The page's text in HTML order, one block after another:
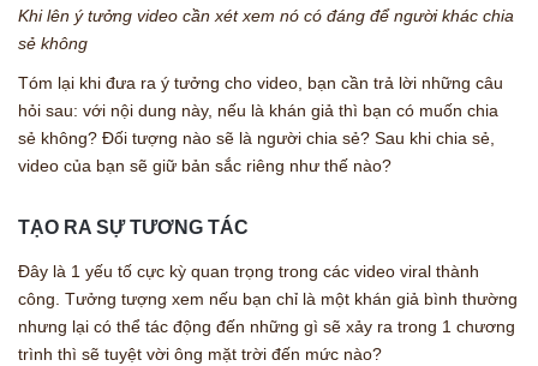
Khi lên ý tưởng video cần xét xem nó có đáng để người khác chia
sẻ không
Tóm lại khi đưa ra ý tưởng cho video, bạn cần trả lời những câu
hỏi sau: với nội dung này, nếu là khán giả thì bạn có muốn chia
sẻ không? Đối tượng nào sẽ là người chia sẻ? Sau khi chia sẻ,
video của bạn sẽ giữ bản sắc riêng như thế nào?
TẠO RA SỰ TƯƠNG TÁC
Đây là 1 yếu tố cực kỳ quan trọng trong các video viral thành
công. Tưởng tượng xem nếu bạn chỉ là một khán giả bình thường
nhưng lại có thể tác động đến những gì sẽ xảy ra trong 1 chương
trình thì sẽ tuyệt vời ông mặt trời đến mức nào?